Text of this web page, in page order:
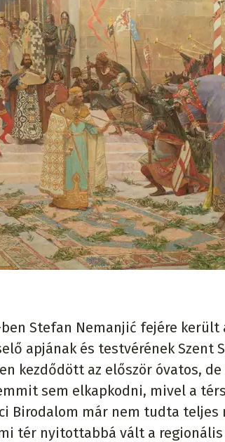
Stefan Nemanjić fejére került
apjának és testvérének Szent
kezdődött az először óvatos,
sem elkapkodni, mivel a
Birodalom már nem tudta teljes
tér nyitottabbá vált a regionális